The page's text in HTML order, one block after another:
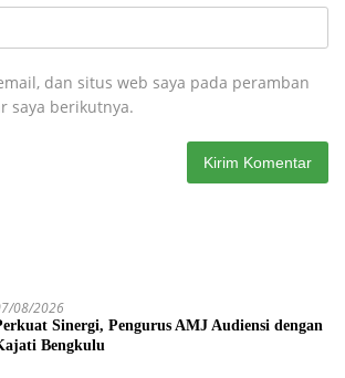
dan situs web saya pada peramban
saya berikutnya.
08/2026
Sinergi, Pengurus AMJ Audiensi dengan
Bengkulu